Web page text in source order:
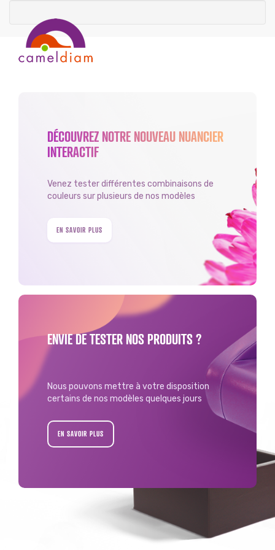
DÉCOUVREZ NOTRE NOUVEAU NUANCIER
INTERACTIF
Venez tester différentes combinaisons de
couleurs sur plusieurs de nos modèles
EN SAVOIR PLUS
ENVIE DE TESTER NOS PRODUITS ?
Nous pouvons mettre à votre disposition
certains de nos modèles quelques jours
EN SAVOIR PLUS